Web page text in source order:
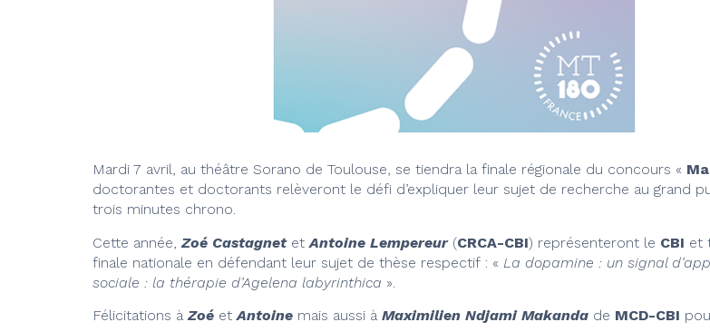
Mardi 7 avril, au théâtre Sorano de Toulouse, se tiendra la finale régionale du concours «
doctorantes et doctorants relèveront le défi d’expliquer leur sujet de recherche au grand
trois minutes chrono.
Cette année, Zoé Castagnet et Antoine Lempereur(CRCA-CBI) représenteront le CBI et
finale nationale en défendant leur sujet de thèse respectif : « La dopamine : un signal
sociale : la thérapie d’Agelena labyrinthica ».
Félicitations àZoé etAntoine mais aussi à Maximilien Ndjami Makanda de MCD-CBI